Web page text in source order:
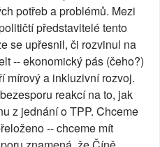
potřeb a problémů. Mezi
představitelé tento
se upřesnil, či rozvinul na
-- ekonomický pás (čeho?)
mírový a inkluzivní rozvoj.
reakcí na to, jak
z jednání o TPP. Chceme
-- chceme mít